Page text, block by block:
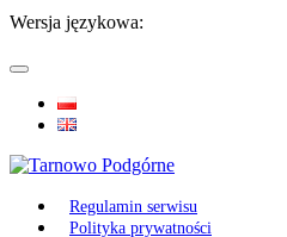
Wersja językowa:
Regulamin serwisu
Polityka prywatności